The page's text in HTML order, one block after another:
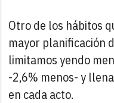
Otro de los hábitos
mayor planificación
limitamos yendo
-2,6% menos- y
en cada acto.